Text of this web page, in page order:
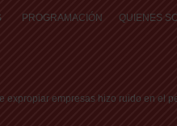
PROGRAMACIÓN QUIENES
empresas hizo ruido en el